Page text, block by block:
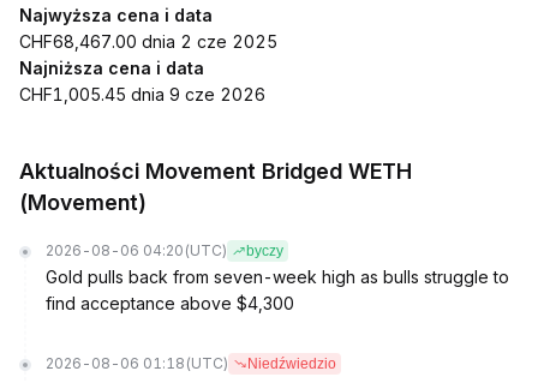
Najwyższa cena i data
CHF68,467.00 dnia 2 cze 2025
Najniższa cena i data
CHF1,005.45 dnia 9 cze 2026
Aktualności Movement Bridged WETH
(Movement)
2026-08-06 04:20 (UTC) byczy
Gold pulls back from seven-week high as bulls struggle to
find acceptance above $4,300
2026-08-06 01:18 (UTC) Niedźwiedzio